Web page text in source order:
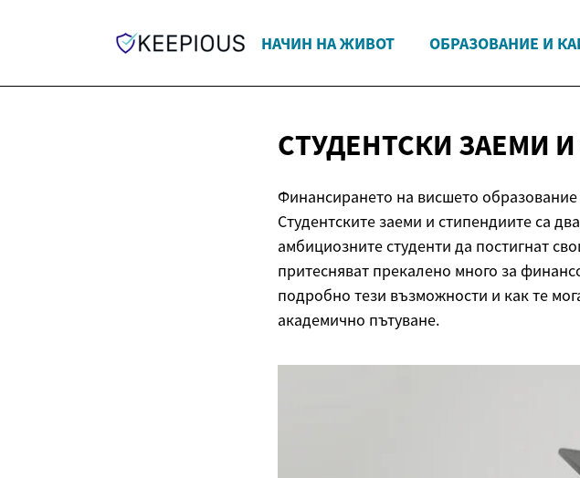
НАЧИН НА ЖИВОТ ОБРАЗОВАНИЕ И
СТУДЕНТСКИ ЗАЕМИ
Финансирането на висшето
Студентските заеми и стипендиите са
амбициозните студенти да постигнат
притесняват прекалено много за
подробно тези възможности и как те
академично пътуване.